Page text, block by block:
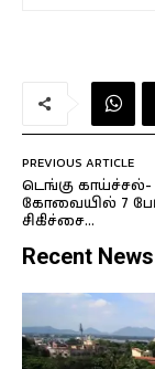
PREVIOUS ARTICLE
டெங்கு காய்ச்சல்-
கோவையில் 7
சிகிச்சை…
Recent News